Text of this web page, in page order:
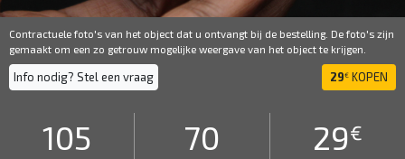
Contractuele foto's van het object dat u ontvangt bij de bestelling. De foto's zijn
gemaakt om een ​​zo getrouw mogelijke weergave van het object te krijgen.
Info nodig? Stel een vraag 29€ KOPEN
105 70 29€